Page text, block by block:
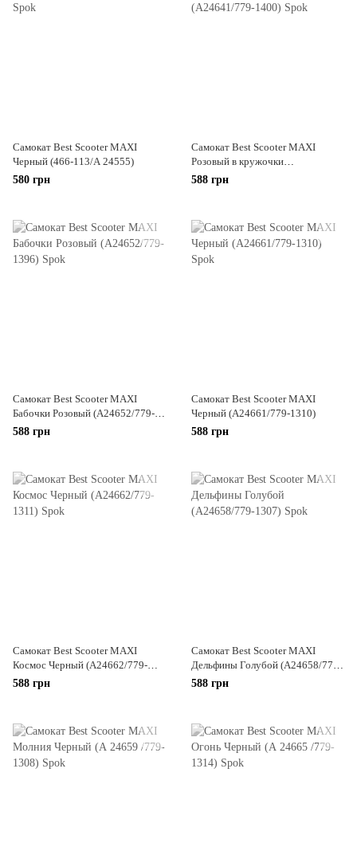
Самокат Best Scooter MAXI
Черный (466-113/А 24555)
580 грн
Самокат Best Scooter MAXI
Розовый в кружочки
(А24641/779-1400)
588 грн
Самокат Best Scooter MAXI
Бабочки Розовый (А24652/779-
1396)
588 грн
Самокат Best Scooter MAXI
Черный (А24661/779-1310)
588 грн
Самокат Best Scooter MAXI
Космос Черный (А24662/779-
1311)
588 грн
Самокат Best Scooter MAXI
Дельфины Голубой (А24658/779-
1307)
588 грн